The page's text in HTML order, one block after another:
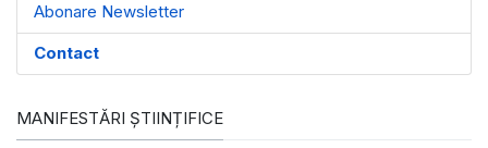
Abonare Newsletter
Contact
MANIFESTĂRI ȘTIINȚIFICE